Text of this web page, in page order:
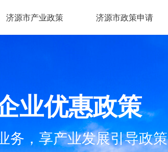
济源市产业政策 济源市政策申请
业优惠政策
务，享产业发展引导政策